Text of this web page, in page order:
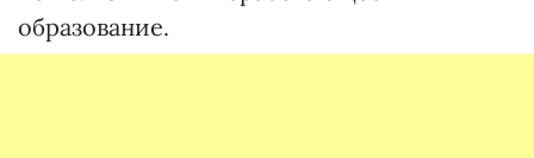
образование.